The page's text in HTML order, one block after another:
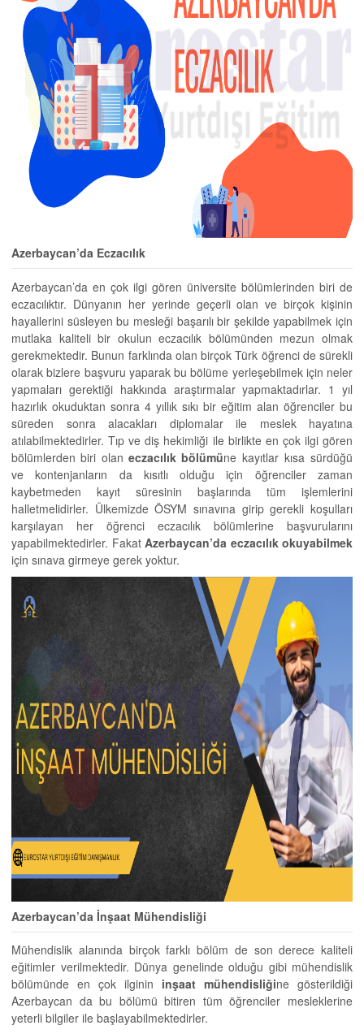
Azerbaycan’da Eczacılık
Azerbaycan’da en çok ilgi gören üniversite bölümlerinden biri de
eczacılıktır. Dünyanın her yerinde geçerli olan ve birçok kişinin
hayallerini süsleyen bu mesleği başarılı bir şekilde yapabilmek için
mutlaka kaliteli bir okulun eczacılık bölümünden mezun olmak
gerekmektedir. Bunun farklında olan birçok Türk öğrenci de sürekli
olarak bizlere başvuru yaparak bu bölüme yerleşebilmek için neler
yapmaları gerektiği hakkında araştırmalar yapmaktadırlar. 1 yıl
hazırlık okuduktan sonra 4 yıllık sıkı bir eğitim alan öğrenciler bu
süreden sonra alacakları diplomalar ile meslek hayatına
atılabilmektedirler. Tıp ve diş hekimliği ile birlikte en çok ilgi gören
bölümlerden biri olan eczacılık bölümüne kayıtlar kısa sürdüğü
ve kontenjanların da kısıtlı olduğu için öğrenciler zaman
kaybetmeden kayıt süresinin başlarında tüm işlemlerini
halletmelidirler. Ülkemizde ÖSYM sınavına girip gerekli koşulları
karşılayan her öğrenci eczacılık bölümlerine başvurularını
yapabilmektedirler. Fakat Azerbaycan’da eczacılık okuyabilmek
için sınava girmeye gerek yoktur.
Azerbaycan’da İnşaat Mühendisliği
Mühendislik alanında birçok farklı bölüm de son derece kaliteli
eğitimler verilmektedir. Dünya genelinde olduğu gibi mühendislik
bölümünde en çok ilginin inşaat mühendisliğine gösterildiği
Azerbaycan da bu bölümü bitiren tüm öğrenciler mesleklerine
yeterli bilgiler ile başlayabilmektedirler.